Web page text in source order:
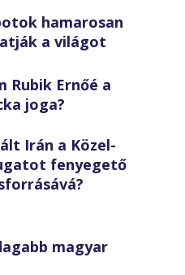
hamarosan
a világot
Rubik Ernőé a
joga?
Irán a Közel-
fenyegető
magyar